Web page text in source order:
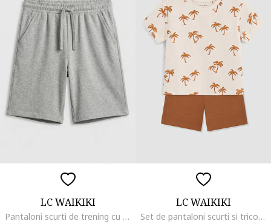
LC WAIKIKI
Pantaloni scurti de trening cu snur in talie, Gri melange
LC WAIKIKI
Set de pantaloni scurti si tricou cu imprimeu - 2 piese, Bej sampanie/Maro Siena